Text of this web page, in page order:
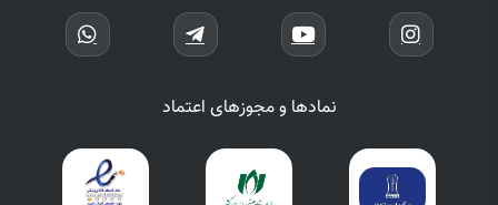
نمادها و مجوزهای اعتماد